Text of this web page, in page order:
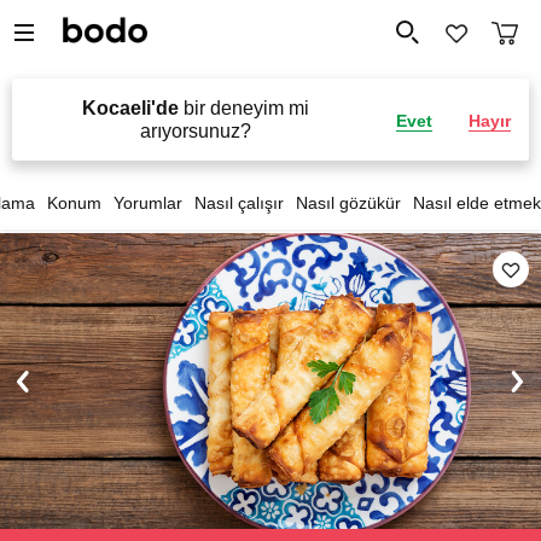
Kocaeli'debir deneyim mi
arıyorsunuz?
Evet Hayır
Konum Yorumlar Nasıl çalışır Nasıl gözükür Nasıl elde etmek